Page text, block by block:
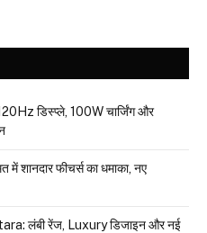
डिस्प्ले, 100W चार्जिंग और
फीचर्स का धमाका, नए
लंबी रेंज, Luxury डिजाइन और नई